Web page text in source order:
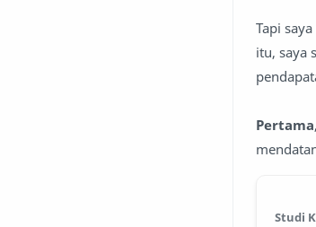
Tapi
itu, saya
Pertama
Studi